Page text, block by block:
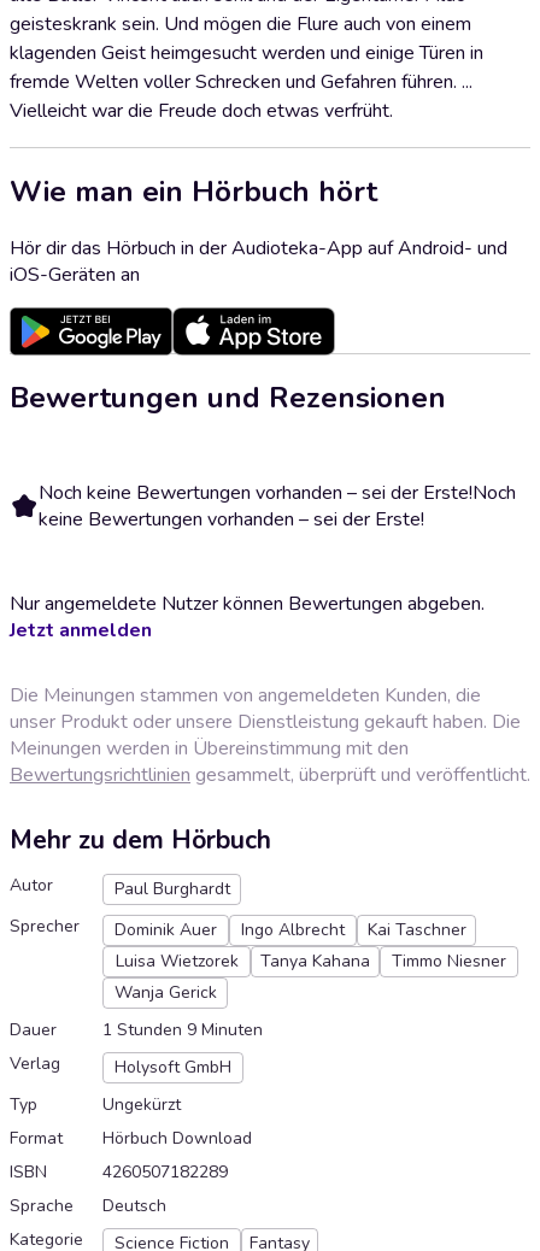
geisteskrank sein. Und mögen die Flure auch von einem
klagenden Geist heimgesucht werden und einige Türen in
fremde Welten voller Schrecken und Gefahren führen. ...
Vielleicht war die Freude doch etwas verfrüht.
Wie man ein Hörbuch hört
Hör dir das Hörbuch in der Audioteka-App auf Android- und
iOS-Geräten an
Bewertungen und Rezensionen
Noch keine Bewertungen vorhanden – sei der Erste!Noch
keine Bewertungen vorhanden – sei der Erste!
Nur angemeldete Nutzer können Bewertungen abgeben.
Jetzt anmelden
Die Meinungen stammen von angemeldeten Kunden, die
unser Produkt oder unsere Dienstleistung gekauft haben. Die
Meinungen werden in Übereinstimmung mit den
Bewertungsrichtlinien gesammelt, überprüft und veröffentlicht.
Mehr zu dem Hörbuch
Autor
Paul Burghardt
Sprecher
Dominik Auer Ingo Albrecht
Kai Taschner
Luisa Wietzorek
Tanya Kahana
Timmo Niesner
Wanja Gerick
Dauer
1 Stunden 9 Minuten
Verlag
Holysoft GmbH
Typ
Ungekürzt
Format
Hörbuch Download
ISBN
4260507182289
Sprache
Deutsch
Kategorie
Science Fiction Fantasy